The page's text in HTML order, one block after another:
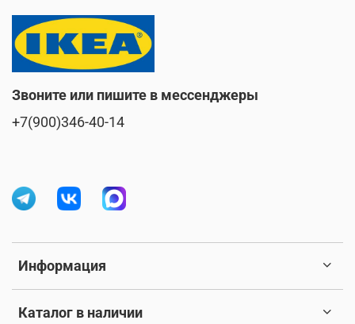
Информация
Каталог в наличии
Звоните или пишите в мессенджеры
+7(900)346-40-14